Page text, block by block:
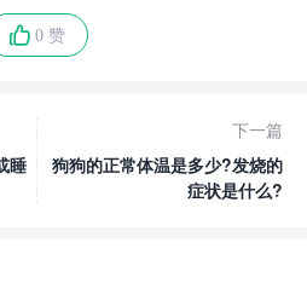
0 赞
睡
下一篇
狗狗的正常体温是多少?发烧的
症状是什么?